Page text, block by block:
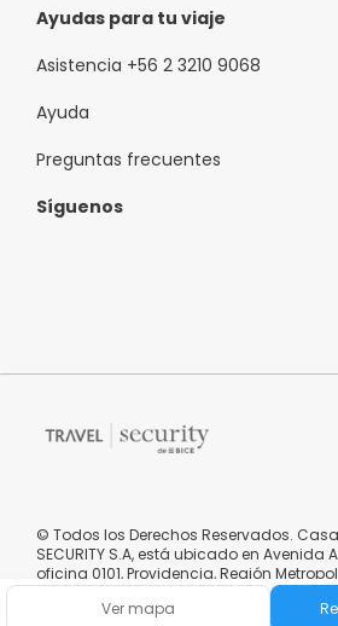
Ver mapa
Ayudas para tu viaje
Asistencia +56 2 3210 9068
Ayuda
Preguntas frecuentes
Síguenos
© Todos los Derechos Reservados. Casa
SECURITY S.A, está ubicado en Avenida
oficina 0101, Providencia, Región
Chile.